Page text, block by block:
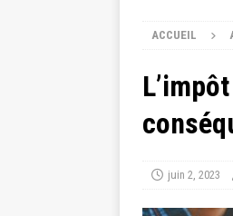
ACCUEIL
juin 2, 2023